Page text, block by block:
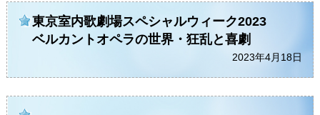
東京室内歌劇場スペシャルウィーク2023
ベルカントオペラの世界・狂乱と喜劇
2023年4月18日